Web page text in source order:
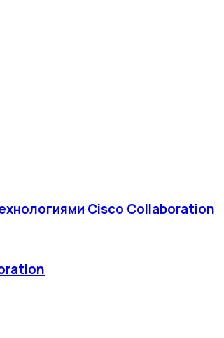
Cisco Collaboration